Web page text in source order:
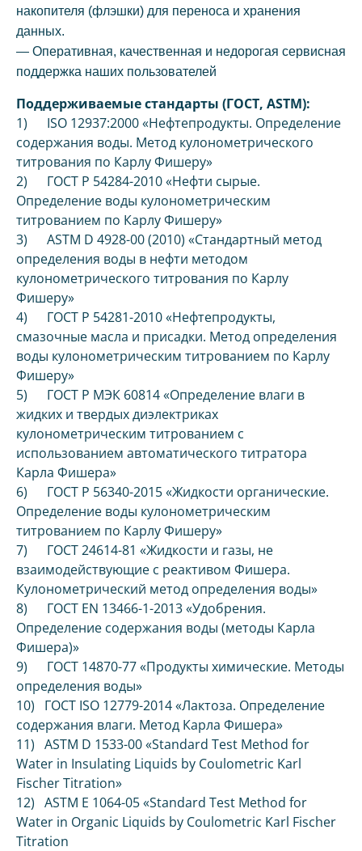
накопителя (флэшки) для переноса и хранения
данных.
— Оперативная, качественная и недорогая сервисная
поддержка наших пользователей
Поддерживаемые стандарты (ГОСТ, ASTM):
1) ISO 12937:2000 «Нефтепродукты. Определение
содержания воды. Метод кулонометрического
титрования по Карлу Фишеру»
2) ГОСТ Р 54284-2010 «Нефти сырые.
Определение воды кулонометрическим
титрованием по Карлу Фишеру»
3) ASTM D 4928-00 (2010) «Стандартный метод
определения воды в нефти методом
кулонометрического титрования по Карлу
Фишеру»
4) ГОСТ Р 54281-2010 «Нефтепродукты,
смазочные масла и присадки. Метод определения
воды кулонометрическим титрованием по Карлу
Фишеру»
5) ГОСТ Р МЭК 60814 «Определение влаги в
жидких и твердых диэлектриках
кулонометрическим титрованием с
использованием автоматического титратора
Карла Фишера»
6) ГОСТ Р 56340-2015 «Жидкости органические.
Определение воды кулонометрическим
титрованием по Карлу Фишеру»
7) ГОСТ 24614-81 «Жидкости и газы, не
взаимодействующие с реактивом Фишера.
Кулонометрический метод определения воды»
8) ГОСТ EN 13466-1-2013 «Удобрения.
Определение содержания воды (методы Карла
Фишера)»
9) ГОСТ 14870-77 «Продукты химические. Методы
определения воды»
10) ГОСТ ISO 12779-2014 «Лактоза. Определение
содержания влаги. Метод Карла Фишера»
11) ASTM D 1533-00 «Standard Test Method for
Water in Insulating Liquids by Coulometric Karl
Fischer Titration»
12) ASTM E 1064-05 «Standard Test Method for
Water in Organic Liquids by Coulometric Karl Fischer
Titration